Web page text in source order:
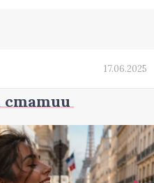
17.06.2025
статии